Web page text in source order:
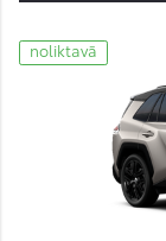
noliktavā